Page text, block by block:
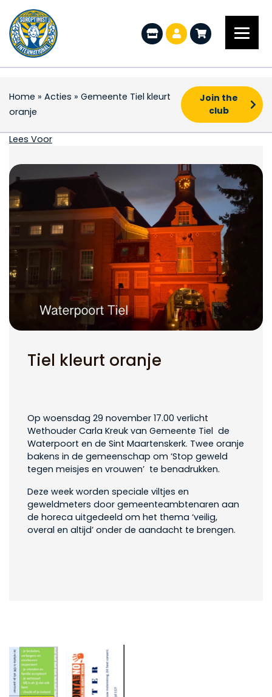
Home » Acties » Gemeente Tiel kleurt
oranje
Join the
club
Gemeente Tiel kleurt
Lees Voor
Tiel kleurt oranje
Op woensdag 29 november 17.00 verlicht
Wethouder Carla Kreuk van Gemeente Tiel de
Waterpoort en de Sint Maartenskerk. Twee oranje
bakens in de gemeenschap om ‘Stop geweld
tegen meisjes en vrouwen’ te benadrukken.
Deze week worden speciale viltjes en
geweldmeters door gemeenteambtenaren aan
de horeca uitgedeeld om het thema ‘veilig,
overal en altijd’ onder de aandacht te brengen.